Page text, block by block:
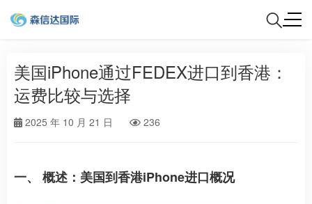
美国iPhone通过FEDEX进口到香港：
运费比较与选择
2025 年 10 月 21 日 236
一、 概述：美国到香港iPhone进口概况